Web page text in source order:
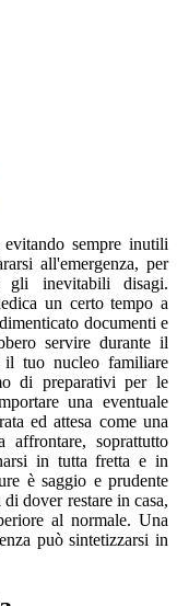
sempre inutili
all'emergenza, per
gli inevitabili disagi.
un certo tempo a
documenti e
servire durante il
tuo nucleo familiare
di preparativi per le
una eventuale
ed attesa come una
soprattutto
in tutta fretta e in
è saggio e prudente
dover restare in casa,
al normale. Una
può sintetizzarsi in